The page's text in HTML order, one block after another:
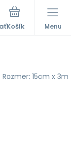
Menu
15cm x 3m